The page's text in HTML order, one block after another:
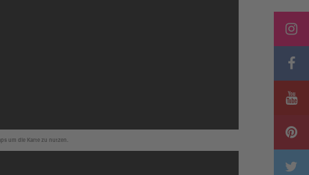
um die Karte zu nutzen.